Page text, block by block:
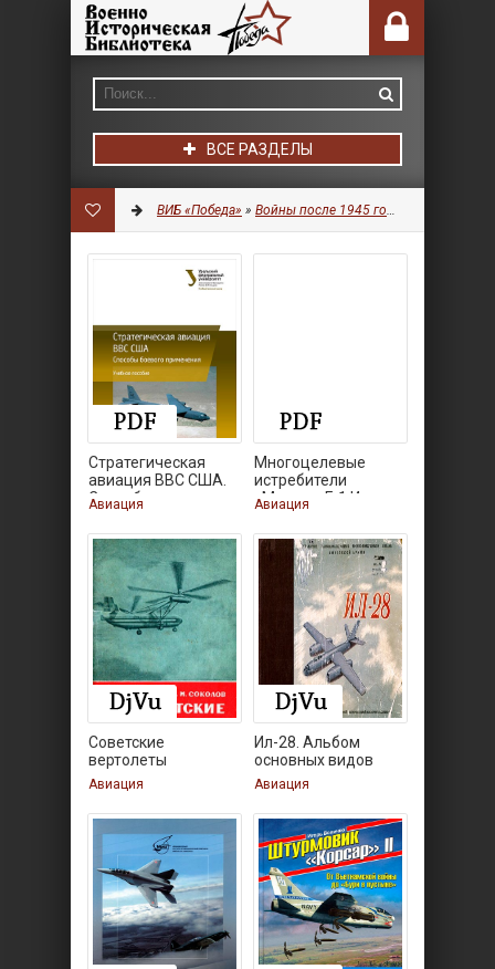
ВСЕ РАЗДЕЛЫ
ВИБ «Победа» » Войны после 1945 года
Стратегическая
авиация ВВС США.
Способы
Авиация
Многоцелевые
истребители
«Мираж» F-1 И
Авиация
Советские
вертолеты
Авиация
Ил-28. Альбом
основных видов
схем и
Авиация